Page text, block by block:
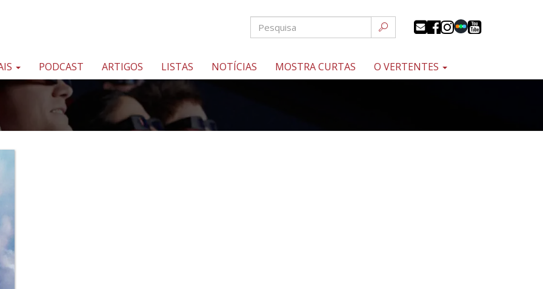
PODCAST ARTIGOS LISTAS NOTÍCIAS MOSTRA CURTAS O VERTENTES